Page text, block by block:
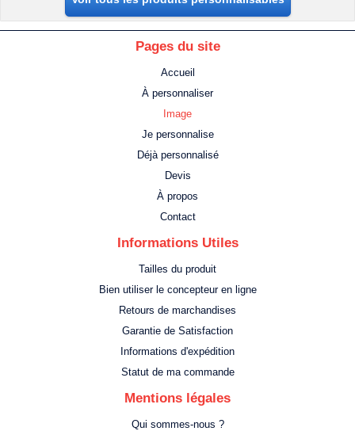
Pages du site
Accueil
À personnaliser
Image
Je personnalise
Déjà personnalisé
Devis
À propos
Contact
Informations Utiles
Tailles du produit
Bien utiliser le concepteur en ligne
Retours de marchandises
Garantie de Satisfaction
Informations d'expédition
Statut de ma commande
Mentions légales
Qui sommes-nous ?